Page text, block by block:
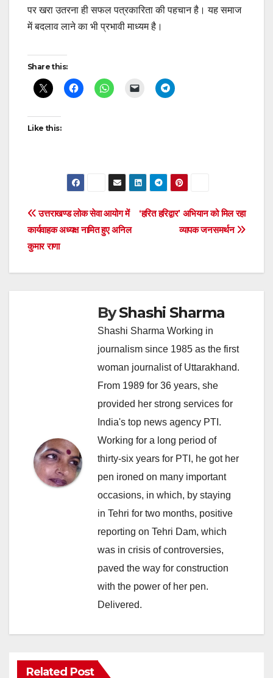
पर खरा उतरना ही सफल पत्रकारिता की पहचान है। यह समाज
में बदलाव लाने का भी प्रभावी माध्यम है।
Post
navigation
Share this:
Like this:
Post
navigation
‘हरित हरिद्वार’ अभियान को मिल रहा
व्यापक जनसमर्थन
उत्तराखण्ड लोक सेवा आयोग में
कार्यवाहक अध्यक्ष नामित हुए अनिल
कुमार राणा
ByShashi Sharma
Shashi Sharma Working in
journalism since 1985 as the first
woman journalist of Uttarakhand.
From 1989 for 36 years, she
provided her strong services for
India's top news agency PTI.
Working for a long period of
thirty-six years for PTI, he got her
pen ironed on many important
occasions, in which, by staying
in Tehri for two months, positive
reporting on Tehri Dam, which
was in crisis of controversies,
paved the way for construction
with the power of her pen.
Delivered.
Related Post